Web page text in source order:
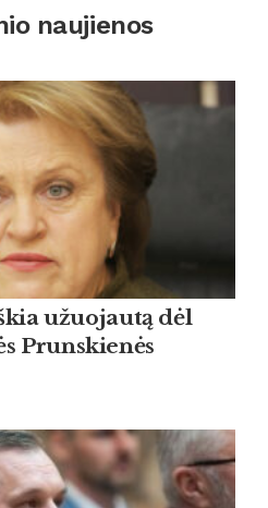
naujienos
užuojautą dėl
Prunskienės